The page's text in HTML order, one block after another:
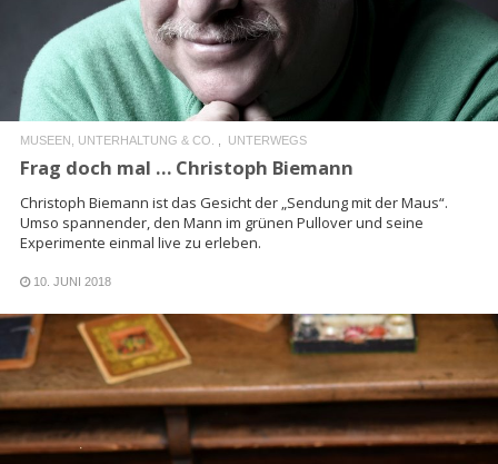
MUSEEN, UNTERHALTUNG & CO. UNTERWEGS
Frag doch mal … Christoph Biemann
Christoph Biemann ist das Gesicht der „Sendung mit der Maus“.
Umso spannender, den Mann im grünen Pullover und seine
Experimente einmal live zu erleben.
10. JUNI 2018